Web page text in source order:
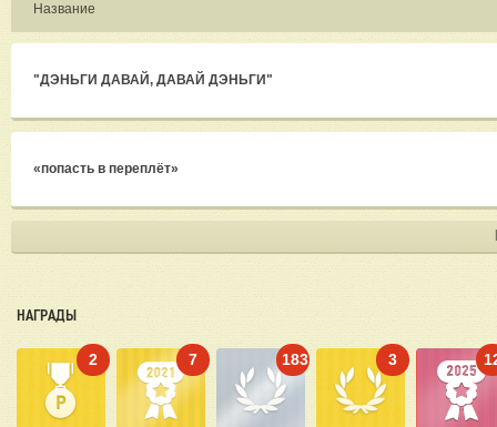
Название
"ДЭНЬГИ ДАВАЙ, ДАВАЙ ДЭНЬГИ"
«попасть в переплёт»
НАГРАДЫ
2 7 183 3